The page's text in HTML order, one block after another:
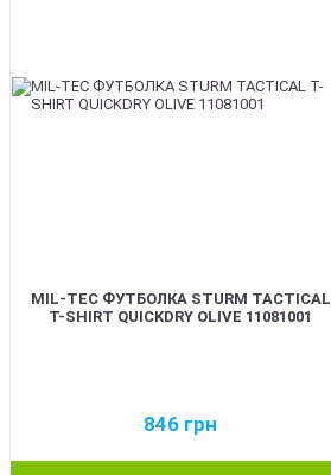
MIL-TEC ФУТБОЛКА STURM TACTICAL
T-SHIRT QUICKDRY OLIVE 11081001
846 грн